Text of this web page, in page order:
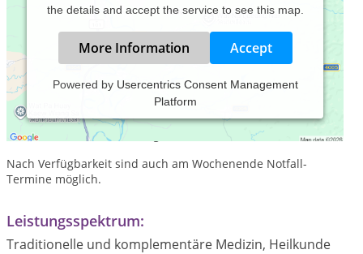
the details and accept the service to see this map.
More Information Accept
Powered by Usercentrics Consent Management
Platform
Praxiszeiten:
Termine nach Vereinbarung.
Nach Verfügbarkeit sind auch am Wochenende Notfall-
Termine möglich.
Leistungsspektrum:
Traditionelle und komplementäre Medizin, Heilkunde